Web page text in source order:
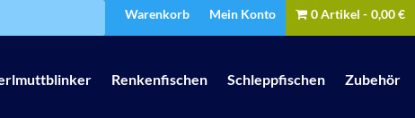
Warenkorb Mein Konto 0 Artikel 0,00 €
Renkenfischen Schleppfischen Zubehör